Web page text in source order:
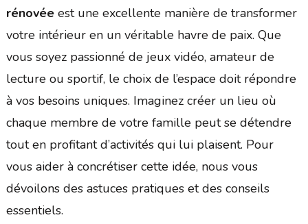
rénovéeest une excellente manière de transformer
votre intérieur en un véritable havre de paix. Que
vous soyez passionné de jeux vidéo, amateur de
lecture ou sportif, le choix de l’espace doit répondre
à vos besoins uniques. Imaginez créer un lieu où
chaque membre de votre famille peut se détendre
tout en profitant d’activités qui lui plaisent. Pour
vous aider à concrétiser cette idée, nous vous
dévoilons des astuces pratiques et des conseils
essentiels.